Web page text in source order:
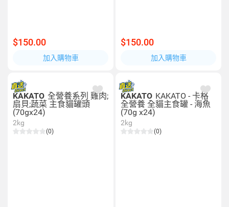
$150.00
加入購物車
$150.00
加入購物車
KAKATO 全營養系列 雞肉;
扇貝;蔬菜 主食貓罐頭
(70gx24)
2kg
(0)
KAKATO KAKATO - 卡格
全營養 全貓主食罐 - 海魚
(70g x24)
2kg
(0)